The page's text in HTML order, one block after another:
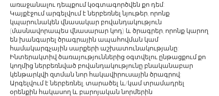
առաջանալու դեպքում կօգտագործվեն քո դեմ:
Կայքէջում արգելվում է ներբեռնել նյութեր, որոնք
կպարունակեն վնասակար բովանդակություն
(մասնավորապես վնասարար կոդ) և ծրագրեր, որոնք կարող
են խանգարել ծրագրային ապահովման կամ
համակարգչային սարքերի աշխատունակությանը:
Ինտերակտիվ ծառայություններից օգտվելու ընթացքում քո
կողմից ներբեռնված բովանդակությունը բնականաբար
կենթարկվի զտման նոր հակավիրուսային ծրագրով:
Արգելվում է ներբեռնել, տարածել և/կամ տրամադրել
օրենքին հակասող և բարոյական նորմերին